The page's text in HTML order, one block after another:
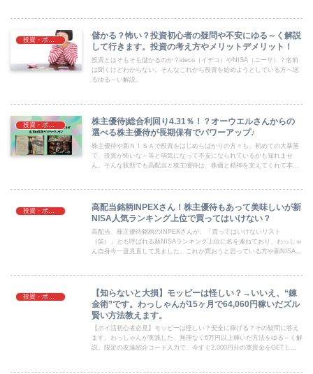
儲かる？怖い？投資初心者の疑問や不安にゆる～く解説
して行きます。投資の考え方やメリットデメリット！
投資とはそもそも儲かるのか？ideco（イデコ）やNISA（ニーサ）？名前
は聞くけどわからない。そんなこれから投資を始めようとしている方へ送
るゆる～い解説。
投資・ポイ活
株主優待|総合利回り4.31％！？オーウエルさんからの
選べる株主優待が長期保有でパワーアップ♪
株主優待や新ＮＩＳＡで投資をはじめらばかりの方々も、初めての大暴落
で、投資が怖いな～等と弱気になって不安になられているかも知れませ
ん。そんな状態でも高配当と株主優待は、株価と精神を支えてくれて本当
高配当銘柄INPEXさん！株主優待もあって美味しいが新
NISA人気ランキング上位で買ってはいけない？
高配当、株主優待銘柄のINPEXさんが、「買ってはいけないリスト
（笑）」とも呼ばれる新NISAランキング上位に名を連ねており、わっしゃ
ん自身今一度見直して見ました。これか買おうと思っている方や新NISAラ
【知らないと大損】モッピーは怪しい？→いいえ、“錬
金術”です。わっしゃんが15ヶ月で64,060円稼いだズル
賢い方法教えます。
【ポイ活初心者必見】モッピーは怪しい？安全に稼げる？その疑問に答え
ます。わっしゃんが実践した、無理なく6万円以上稼いだ方法をゆる～く解
説。限定の友達紹介コード入力で、今すぐ2,000円分の軍資金をGETして